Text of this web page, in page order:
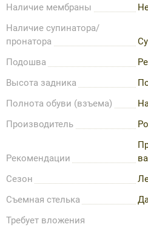
Наличие мембраны
Наличие супинатора/
пронатора
Подошва
Высота задника
Полнота обуви (взъема)
Производитель
Рекомендации
Сезон
Съемная стелька
Требует вложения